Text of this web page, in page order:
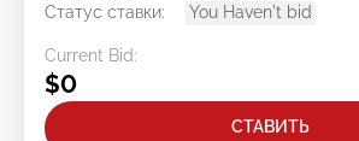
Статус ставки:
You Haven't bid
Current Bid:
$0
СТАВИТЬ